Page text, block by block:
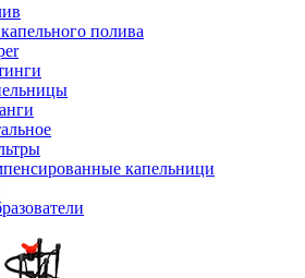
полива
капельници